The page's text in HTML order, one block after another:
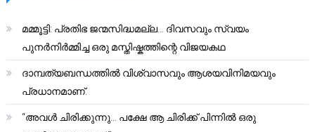
മമ്മൂട്ടി: പ്രതിഭ ജന്മസിദ്ധമല്ല… ദിവസവും സ്വയം
പുനർനിർമ്മിച്ച ഒരു മസ്തിഷ്കത്തിന്റെ വിജയകഥ
ദാമ്പത്യബന്ധത്തിൽ വിശ്വാസവും ആശയവിനിമയവും
പ്രധാനമാണ്.
“അവൾ ചിരിക്കുന്നു… പക്ഷേ ആ ചിരിക്ക് പിന്നിൽ ഒരു